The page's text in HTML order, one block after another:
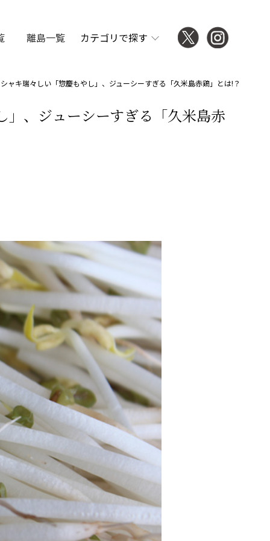
離島一覧 カテゴリで探す
ャキ瑞々しい「惣慶もやし」、ジューシーすぎる「久米島赤鶏」とは!？
、ジューシーすぎる「久米島赤